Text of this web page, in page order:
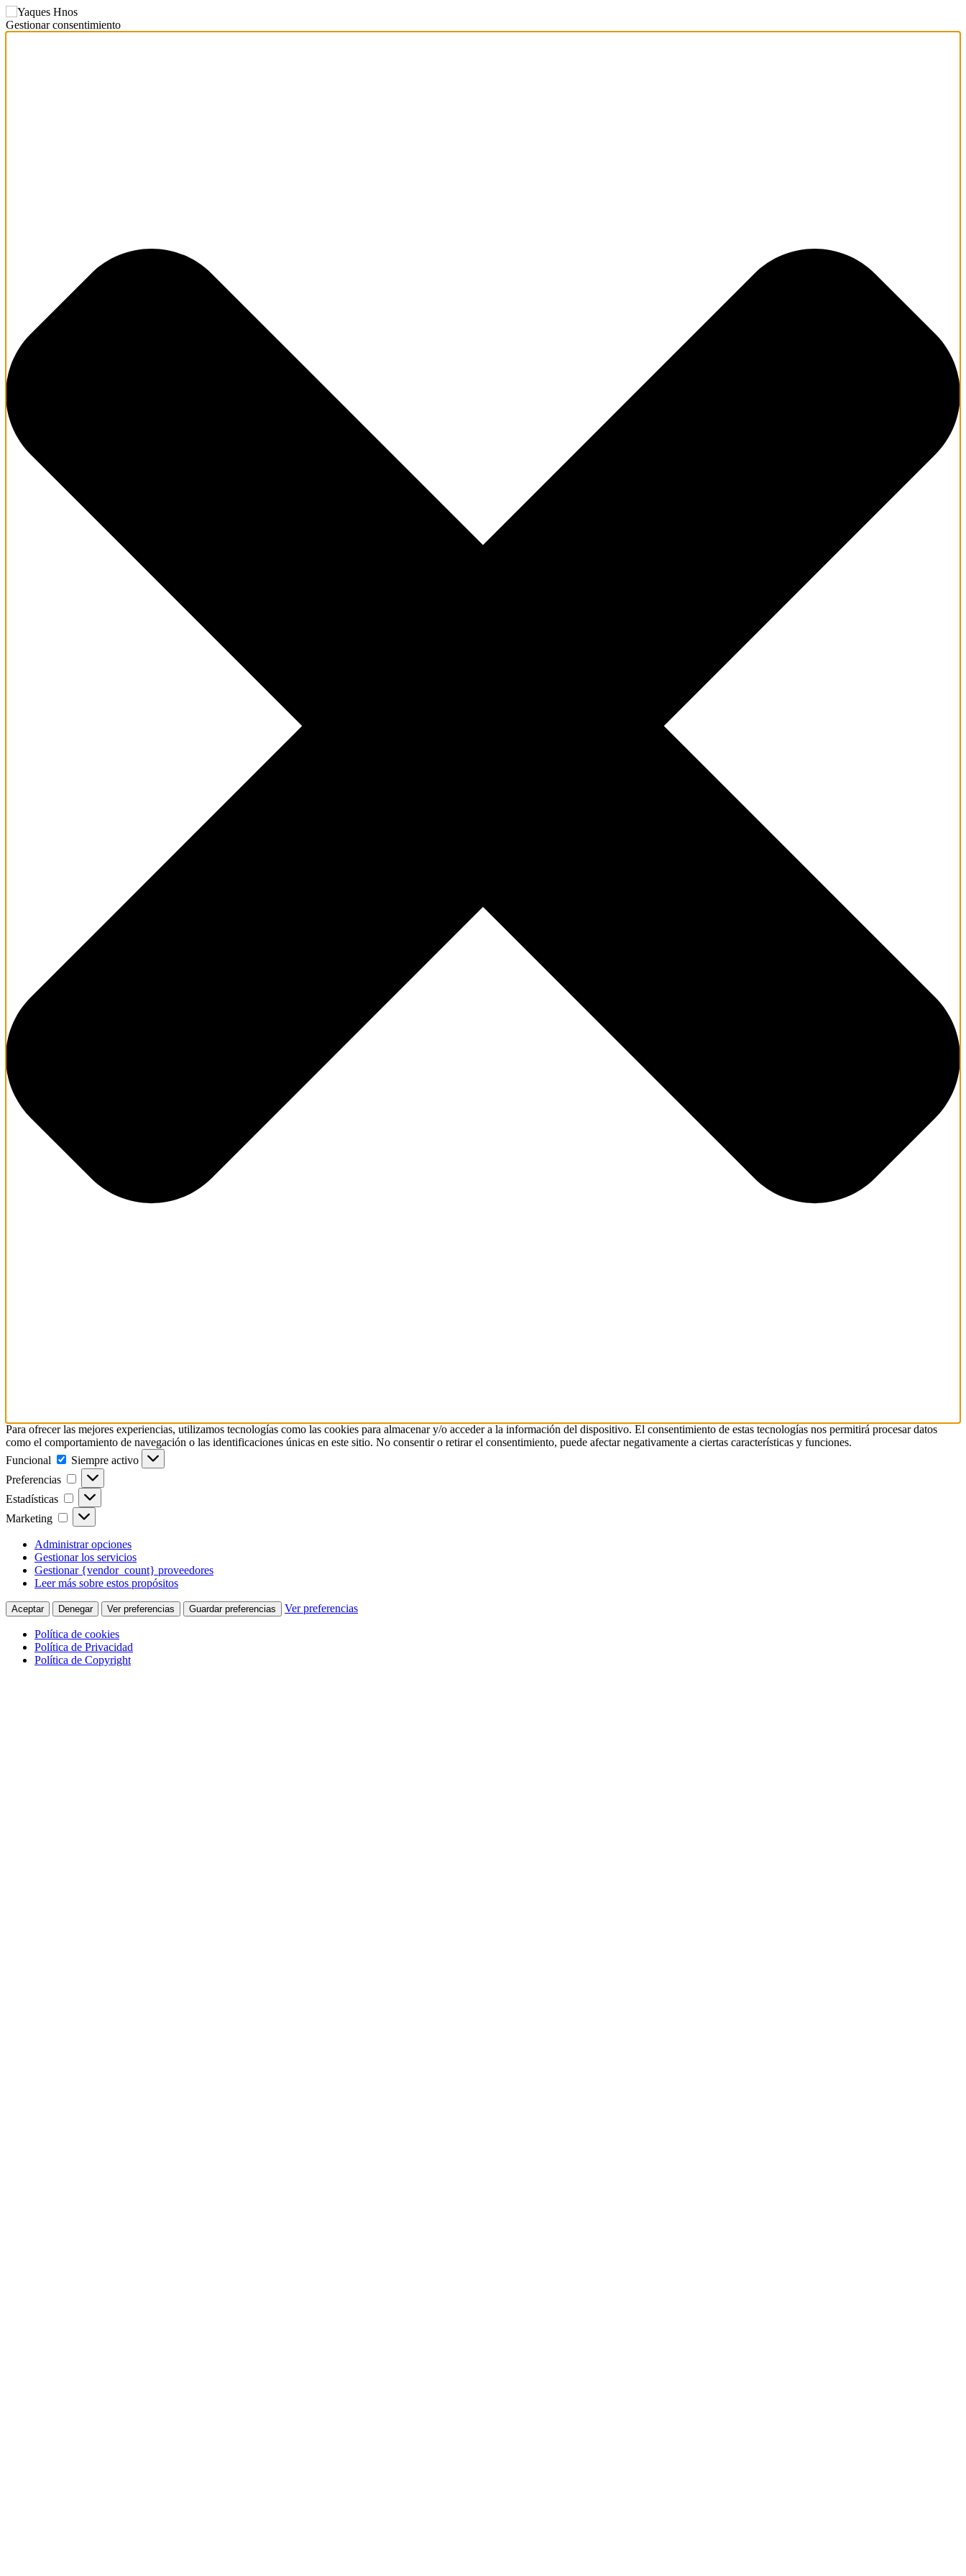
Gestionar consentimiento
Para ofrecer las mejores experiencias, utilizamos tecnologías como las cookies para almacenar y/o acceder a la información del dispositivo. El consentimiento de estas tecnologías nos permitirá procesar datos
como el comportamiento de navegación o las identificaciones únicas en este sitio. No consentir o retirar el consentimiento, puede afectar negativamente a ciertas características y funciones.
Funcional
Funcional
Siempre activo
Preferencias
Preferencias
Estadísticas Estadísticas
Marketing Marketing
Administrar opciones
Gestionar los servicios
Gestionar {vendor_count} proveedores
Leer más sobre estos propósitos
Aceptar Denegar Ver preferencias Guardar preferencias Ver preferencias
Política de cookies
Política de Privacidad
Política de Copyright